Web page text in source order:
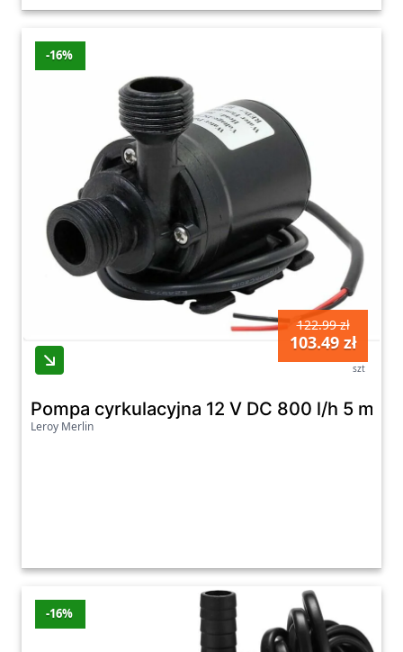
-16%
122.99 zł
103.49 zł
szt
Pompa cyrkulacyjna 12 V DC 800 l/h 5 m
Leroy Merlin
-16%